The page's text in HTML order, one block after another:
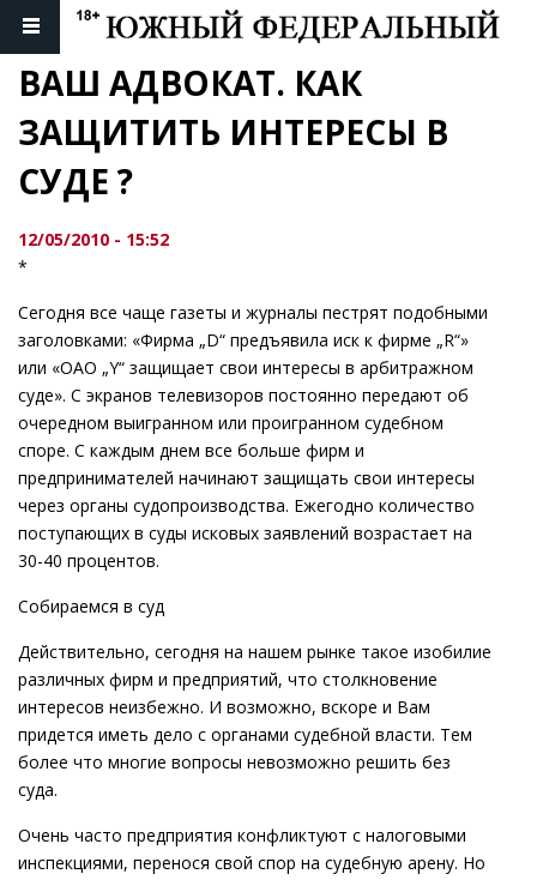
ВАШ АДВОКАТ. КАК
ЗАЩИТИТЬ ИНТЕРЕСЫ В
СУДЕ ?
12/05/2010 - 15:52
*
Сегодня все чаще газеты и журналы пестрят подобными
заголовками: «Фирма „D“ предъявила иск к фирме „R“»
или «ОАО „Y“ защищает свои интересы в арбитражном
суде». С экранов телевизоров постоянно передают об
очередном выигранном или проигранном судебном
споре. С каждым днем все больше фирм и
предпринимателей начинают защищать свои интересы
через органы судопроизводства. Ежегодно количество
поступающих в суды исковых заявлений возрастает на
30-40 процентов.
Собираемся в суд
Действительно, сегодня на нашем рынке такое изобилие
различных фирм и предприятий, что столкновение
интересов неизбежно. И возможно, вскоре и Вам
придется иметь дело с органами судебной власти. Тем
более что многие вопросы невозможно решить без
суда.
Очень часто предприятия конфликтуют с налоговыми
инспекциями, перенося свой спор на судебную арену. Но